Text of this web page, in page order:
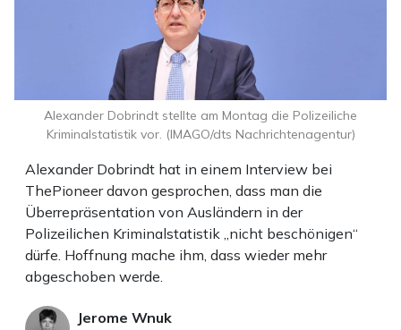
Alexander Dobrindt hat in einem Interview bei
ThePioneer davon gesprochen, dass man die
Überrepräsentation von Ausländern in der
Polizeilichen Kriminalstatistik „nicht beschönigen“
dürfe. Hoffnung mache ihm, dass wieder mehr
abgeschoben werde.
Jerome Wnuk
Alexander Dobrindt stellte am Montag die Polizeiliche
Kriminalstatistik vor. (IMAGO/dts Nachrichtenagentur)